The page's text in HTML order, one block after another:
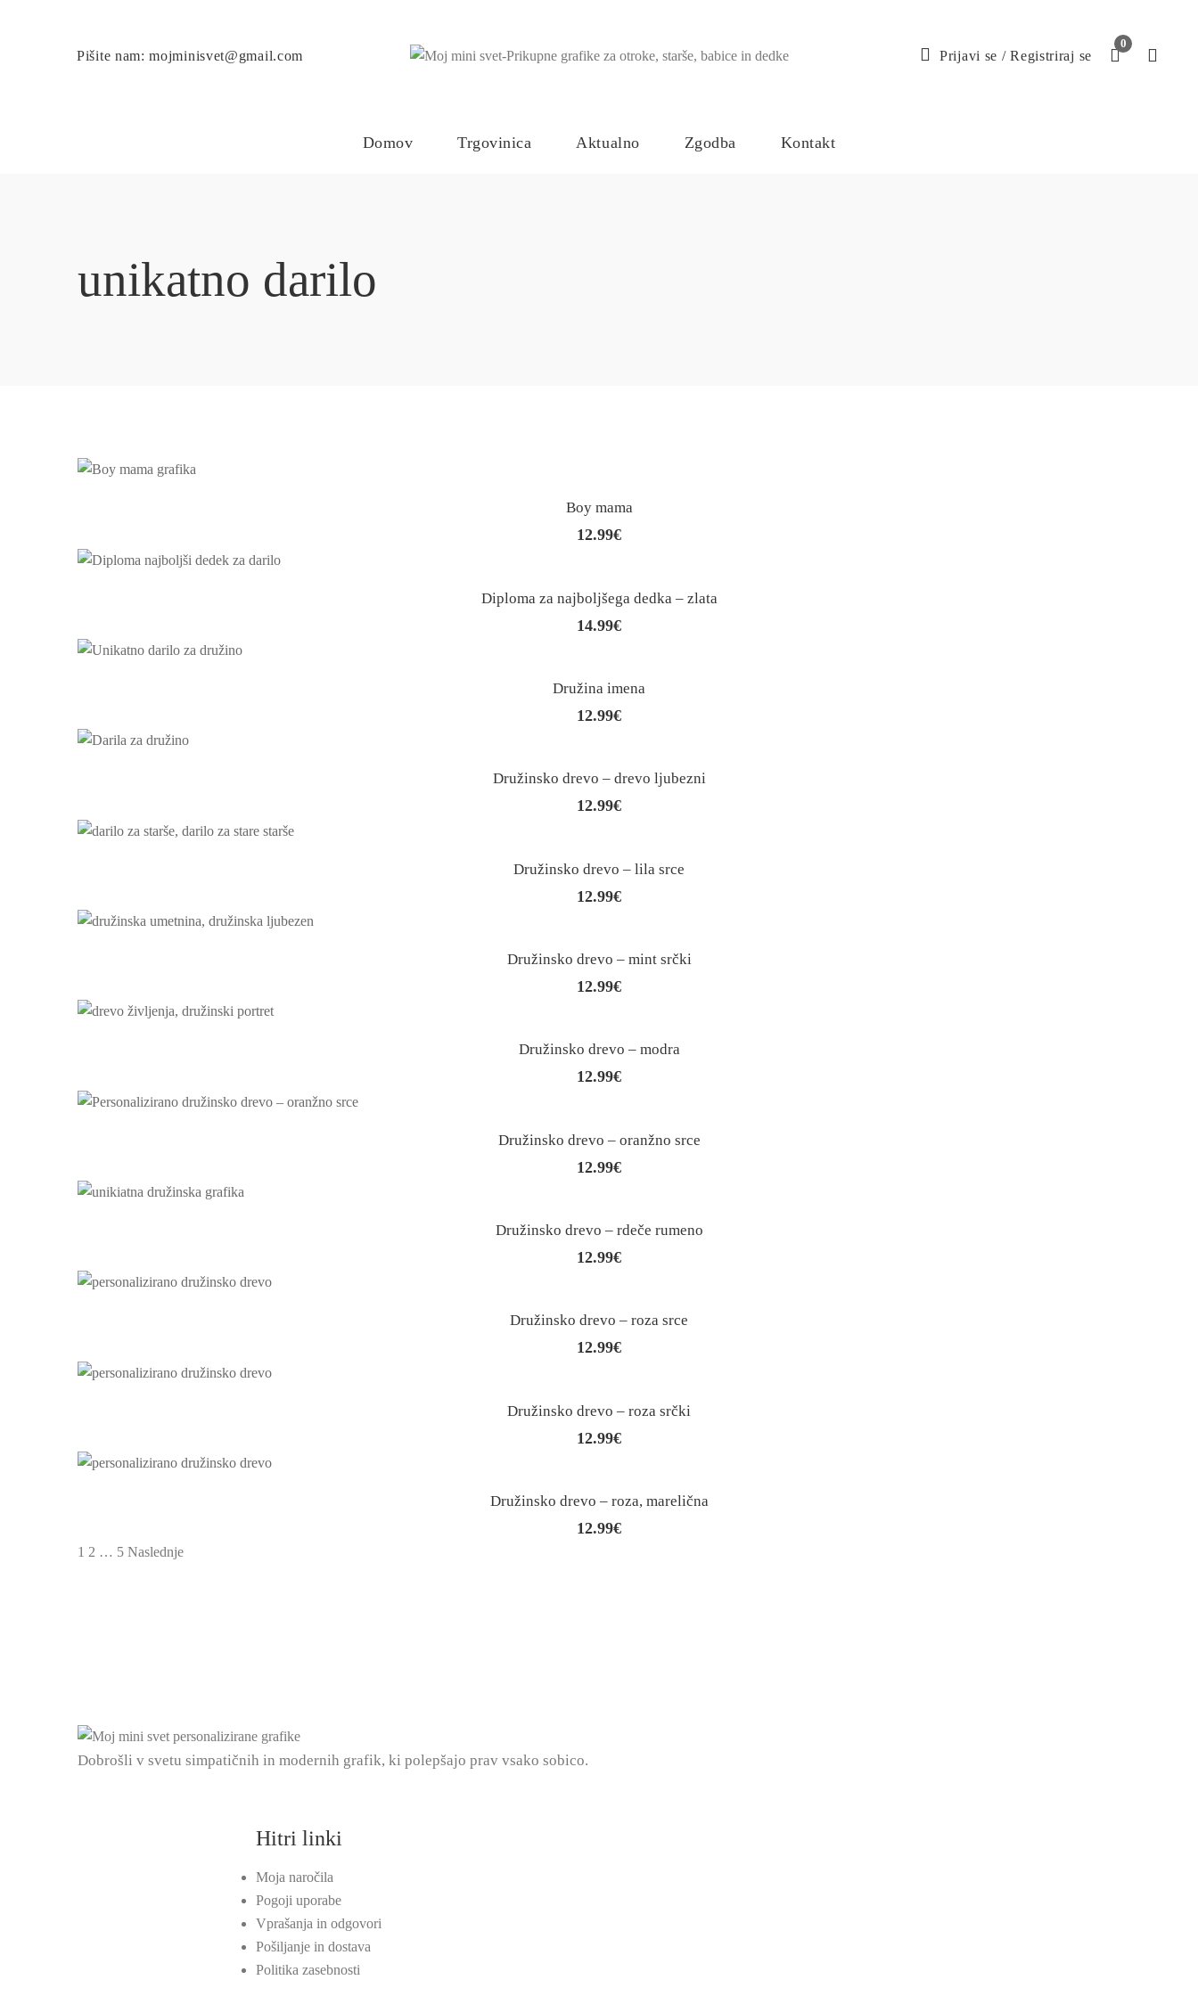
Pišite nam: mojminisvet@gmail.com Prijavi se /Registriraj se
0
Domov Trgovinica Aktualno Zgodba Kontakt
unikatno darilo
Boy mama
12.99€
Diploma za najboljšega dedka – zlata
14.99€
Družina imena
12.99€
Družinsko drevo – drevo ljubezni
12.99€
Družinsko drevo – lila srce
12.99€
Družinsko drevo – mint srčki
12.99€
Družinsko drevo – modra
12.99€
Družinsko drevo – oranžno srce
12.99€
Družinsko drevo – rdeče rumeno
12.99€
Družinsko drevo – roza srce
12.99€
Družinsko drevo – roza srčki
12.99€
Družinsko drevo – roza, marelična
12.99€
1 2 … 5 Naslednje
Dobrošli v svetu simpatičnih in modernih grafik, ki polepšajo prav vsako sobico.
Hitri linki
Moja naročila
Pogoji uporabe
Vprašanja in odgovori
Pošiljanje in dostava
Politika zasebnosti